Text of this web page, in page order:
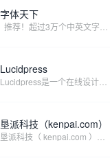
字体天下
Lucidpress
垦派科技（kenpai.com）